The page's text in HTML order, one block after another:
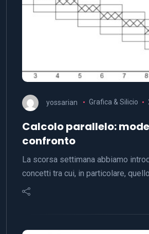
yossarian Grafica & Silicio
Calcolo parallelo:
confronto
La scorsa settimana abbiamo
concetti tra cui, in particolare,